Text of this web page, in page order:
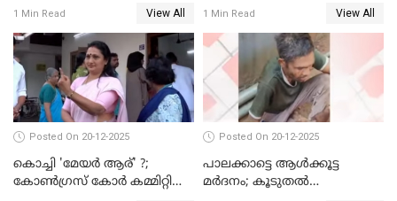
1 Min Read View All 1 Min Read View All
Posted On 20-12-2025
കൊച്ചി 'മേയർ ആര്' ?;
കോണ്‍ഗ്രസ് കോര്‍ കമ്മിറ്റി
Posted On 20-12-2025
പാലക്കാട്ടെ ആള്‍ക്കൂട്ട
മര്‍ദനം; കൂടുതല്‍